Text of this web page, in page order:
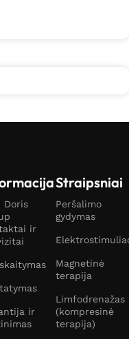
Doris
ir
ir
Straipsniai
Peršalimo
gydymas
Magnetinė
terapija
Limfodrenažas
(kompresinė
terapija)